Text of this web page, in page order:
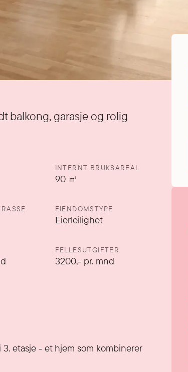
balkong, garasje og rolig
INTERNT BRUKSAREAL
90㎡
EIENDOMSTYPE
Eierleilighet
FELLESUTGIFTER
3200,- pr. mnd
etasje - et hjem som kombinerer